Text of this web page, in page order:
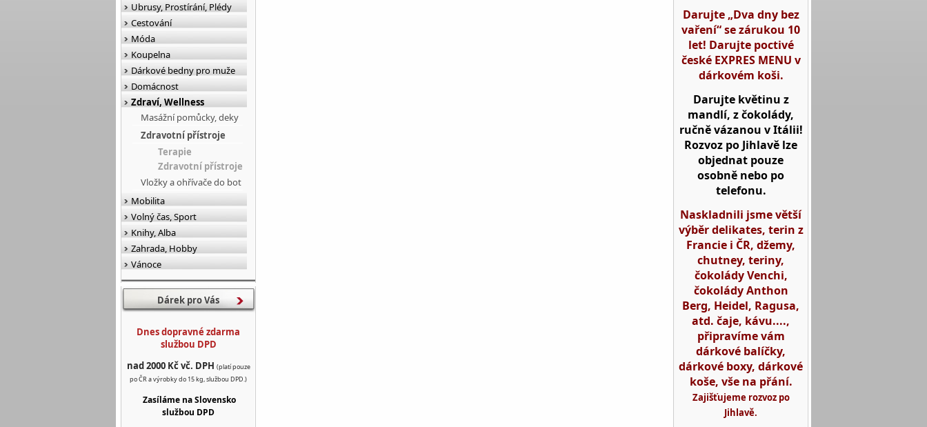
Ubrusy, Prostírání, Plédy
Cestování
Móda
Koupelna
Dárkové bedny pro muže
Domácnost
Zdraví, Wellness
Masážní pomůcky, deky
Zdravotní přístroje
Terapie
Zdravotní přístroje
Vložky a ohřívače do bot
Mobilita
Volný čas, Sport
Knihy, Alba
Zahrada, Hobby
Vánoce
Dárek pro Vás
Dnes dopravné zdarma
službou DPD
nad 2000 Kč vč. DPH (platí pouze
po ČR a výrobky do 15 kg, službou DPD.)
Zasíláme na Slovensko
službou DPD
Darujte „Dva dny bez
vaření“ se zárukou 10
let! Darujte poctivé
české EXPRES MENU v
dárkovém koši.
Darujte květinu z
mandlí, z čokolády,
ručně vázanou v Itálii!
Rozvoz po Jihlavě lze
objednat pouze
osobně nebo po
telefonu.
Naskladnili jsme větší
výběr delikates, terin z
Francie i ČR, džemy,
chutney, teriny,
čokolády Venchi,
čokolády Anthon
Berg, Heidel, Ragusa,
atd. čaje, kávu....,
připravíme vám
dárkové balíčky,
dárkové boxy, dárkové
koše, vše na přání.
Zajišťujeme rozvoz po
Jihlavě.